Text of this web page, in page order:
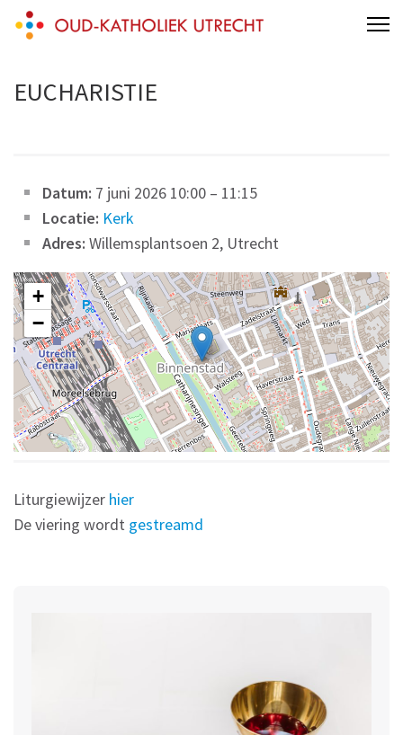
Skip
(Press
Oud-Katholieke Parochie van Utrecht
Gertrudiskathedraal Saint Gertrude Cathedral Oud Katholiek Old
Catholic
EUCHARISTIE
Datum: 7 juni 2026 10:00 – 11:15
Locatie: Kerk
Adres: Willemsplantsoen 2, Utrecht
+
−
Liturgiewijzer hier
De viering wordt gestreamd